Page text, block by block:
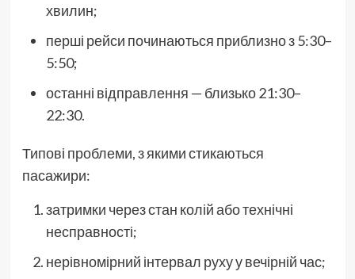
хвилин;
перші рейси починаються приблизно з 5:30–
5:50;
останні відправлення — близько 21:30–
22:30.
Типові проблеми, з якими стикаються
пасажири:
затримки через стан колій або технічні
несправності;
нерівномірний інтервал руху у вечірній час;